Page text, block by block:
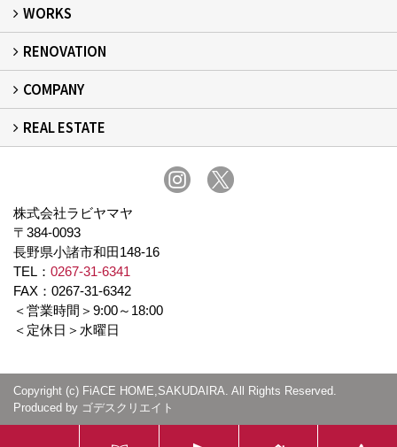
イベント予告
イベント報告
WORKS
建築事例
現場レポート
完工事例
お客様の声
RENOVATION
リフォーム
COMPANY
事業所概要
スタッフ紹介
スタッフブログ
プライバシーポリシー
REAL ESTATE
株式会社ラビヤマヤ
〒384-0093
長野県小諸市和田148-16
TEL： 0267-31-6341
FAX：0267-31-6342
＜営業時間＞9:00～18:00
＜定休日＞水曜日
Copyright (c) FiACE HOME,SAKUDAIRA. All Rights Reserved.
Produced by ゴデスクリエイト